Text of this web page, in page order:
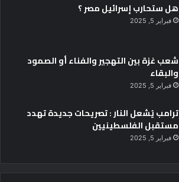
هل ستحارب إسرائيل مصر ؟
فبراير 5, 2025
شعب غزة بين التهجير والفناء أو الصمود
والبقاء
فبراير 5, 2025
ترامب يُشعل النار : تصريحات جديدة تهدد
مستقبل الفلسطينيين
فبراير 5, 2025